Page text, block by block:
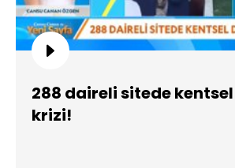
288 daireli sitede
krizi!